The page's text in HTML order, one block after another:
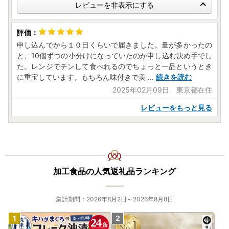
レビューを非表示にする
申し込んでから１０日くらいで届きました。量が多かったの
と、10個ずつの小分けになっていたのが申し込む決め手でし
た。レンジでチンして食べれるのでちょっと一品というとき
に重宝しています。もちろん味付きで美 ... 続きを読む
2025年02月09日 東京都在住
レビューをもっと見る
加工食品の人気返礼品ランキング
集計期間：2026年8月2日～2026年8月8日